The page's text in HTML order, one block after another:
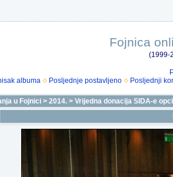
Fojnica
(1999-
albuma
Posljednje postavljeno Posljednji
u Fojnici > 2014. > Vrijedna donacija SIDA-e